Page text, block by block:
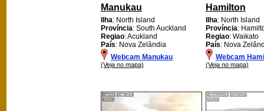
Manukau
Ilha: North Island
Província: South Auckland
Regiao: Acukland
País: Nova Zelândia
Webcam Manukau
(Veja no mapa)
Hamilton
Ilha: North Island
Província:
Regiao: Waikato
País: Nova
Webcam
(Veja no mapa)